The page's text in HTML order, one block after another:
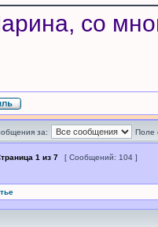
со
за: Поле
1 из 7 [ Сообщений: 104 ]